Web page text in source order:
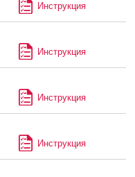
Инструкция
Инструкция
Инструкция
Инструкция